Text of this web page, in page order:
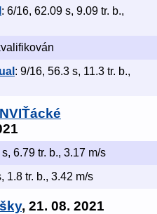
: 6/16, 62.09 s, 9.09 tr. b.,
: 9/16, 56.3 s, 11.3 tr. b.,
6.79 tr. b., 3.17 m/s
1.8 tr. b., 3.42 m/s
, 21. 08. 2021